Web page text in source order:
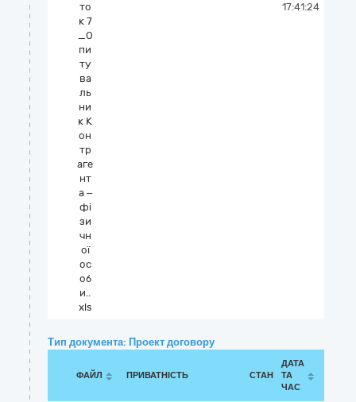
то
к 7
_О
пи
ту
ва
ль
ни
к К
он
тр
аге
нт
а –
фі
зи
чн
ої
ос
об
и..
xls
17:41:24
Тип документа: Проект договору
ФАЙЛ ПРИВАТНІСТЬ СТАН
ДАТА
ТА
ЧАС